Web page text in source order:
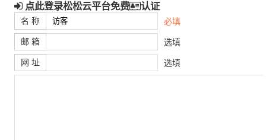
点此登录松松云平台免费 认证
名 称 必填
邮 箱 选填
网 址 选填